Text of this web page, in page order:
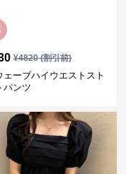
¥4820(割引前)
ェーブハイウエストスト
パンツ